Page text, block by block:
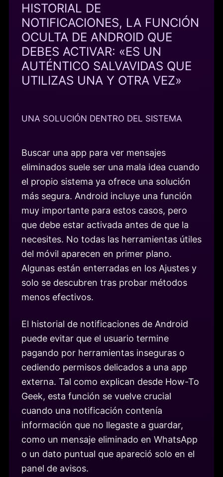
HISTORIAL DE
NOTIFICACIONES, LA FUNCIÓN
OCULTA DE ANDROID QUE
DEBES ACTIVAR: «ES UN
AUTÉNTICO SALVAVIDAS QUE
UTILIZAS UNA Y OTRA VEZ»
UNA SOLUCIÓN DENTRO DEL SISTEMA
Buscar una app para ver mensajes
eliminados suele ser una mala idea cuando
el propio sistema ya ofrece una solución
más segura. Android incluye una función
muy importante para estos casos, pero
que debe estar activada antes de que la
necesites. No todas las herramientas útiles
del móvil aparecen en primer plano.
Algunas están enterradas en los Ajustes y
solo se descubren tras probar métodos
menos efectivos.
El historial de notificaciones de Android
puede evitar que el usuario termine
pagando por herramientas inseguras o
cediendo permisos delicados a una app
externa. Tal como explican desde How-To
Geek, esta función se vuelve crucial
cuando una notificación contenía
información que no llegaste a guardar,
como un mensaje eliminado en WhatsApp
o un dato puntual que apareció solo en el
panel de avisos.